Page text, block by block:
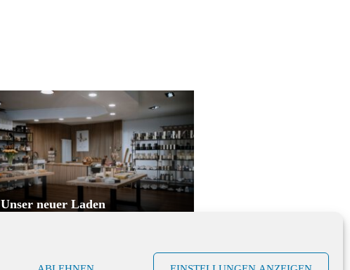
Unser neuer Laden